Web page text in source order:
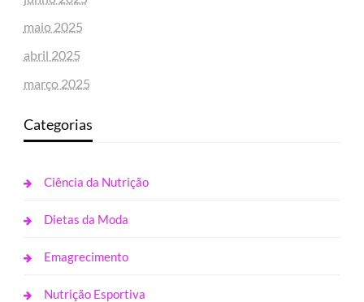
maio 2025
abril 2025
março 2025
Categorias
Ciência da Nutrição
Dietas da Moda
Emagrecimento
Nutrição Esportiva